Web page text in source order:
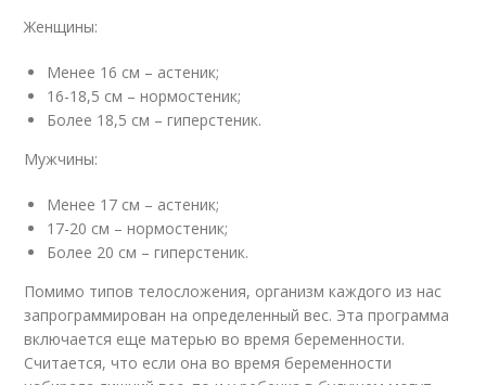
Женщины:
Менее 16 см – астеник;
16-18,5 см – нормостеник;
Более 18,5 см – гиперстеник.
Мужчины:
Менее 17 см – астеник;
17-20 см – нормостеник;
Более 20 см – гиперстеник.
Помимо типов телосложения, организм каждого из нас
запрограммирован на определенный вес. Эта программа
включается еще матерью во время беременности.
Считается, что если она во время беременности